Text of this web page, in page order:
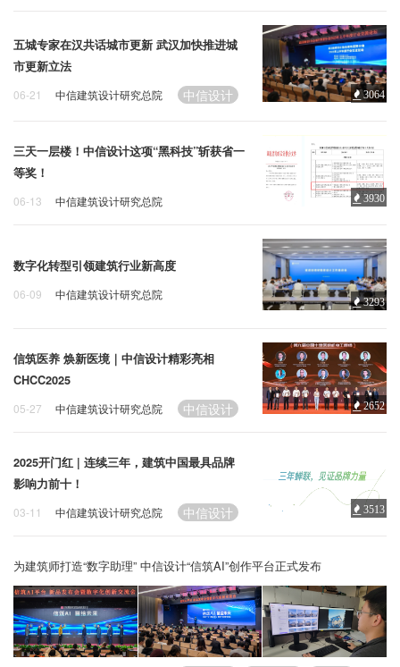
五城专家在汉共话城市更新 武汉加快推进城
市更新立法
06-21 中信建筑设计研究总院 中信设计 3064
三天一层楼！中信设计这项“黑科技”斩获省一
等奖！
06-13 中信建筑设计研究总院 3930
数字化转型引领建筑行业新高度
06-09 中信建筑设计研究总院
3293
信筑医养 焕新医境｜中信设计精彩亮相
CHCC2025
05-27 中信建筑设计研究总院 中信设计 2652
2025开门红 | 连续三年，建筑中国最具品牌
影响力前十！
03-11 中信建筑设计研究总院 中信设计 3513
为建筑师打造“数字助理” 中信设计“信筑AI”创作平台正式发布